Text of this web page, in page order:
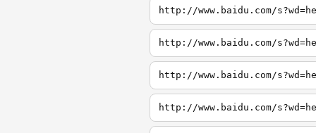
http://www.baidu.com/
http://www.baidu.com/
http://www.baidu.com/
http://www.baidu.com/